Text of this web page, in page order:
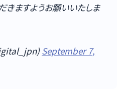
きますようお願いいたしま
September 7,